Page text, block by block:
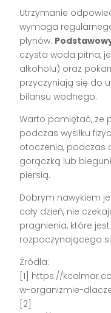
Utrzymanie
wymaga
płynów.
czysta woda pitna,
alkoholu) oraz
przyczyniają się do
bilansu wodnego.
Warto pamiętać, że
podczas wysiłku
otoczenia, podczas
gorączką lub
piersią.
Dobrym nawykiem
cały dzień, nie
pragnienia, które
rozpoczynającego
Źródła:
[1] https://
w-organizmie-
[2]